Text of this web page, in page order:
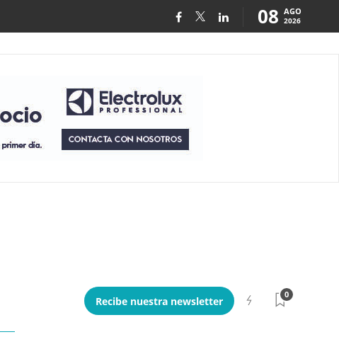
08 AGO
2026
Recibe nuestra newsletter
0